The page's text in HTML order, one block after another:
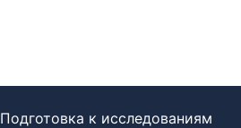
Подготовка к исследованиям